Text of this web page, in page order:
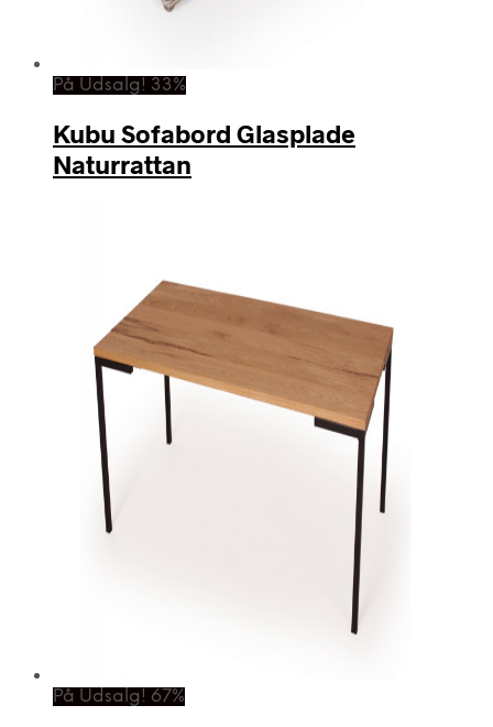
På Udsalg! 33%
Kubu Sofabord Glasplade
Naturrattan
På Udsalg! 67%